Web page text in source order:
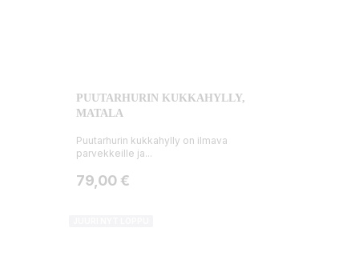
PUUTARHURIN KUKKAHYLLY,
MATALA
Puutarhurin kukkahylly on ilmava
parvekkeille ja...
Hinta
79,00 €